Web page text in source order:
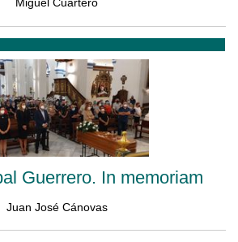
Guerrero. In memoriam
Juan José Cánovas